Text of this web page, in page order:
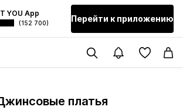
YOU App
(152 700) Перейти к приложению
платья